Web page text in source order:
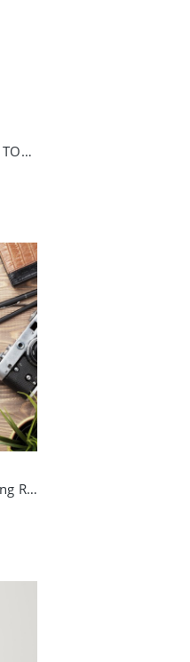
Taliowana koszulka damska TOLLER kolekcja Boho
Podkładka pod myszkę Tolling Retriever Boho Line